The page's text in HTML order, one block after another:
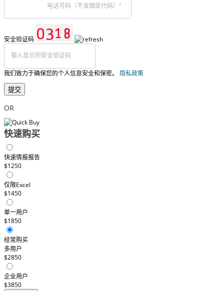
安全验证码
我们致力于确保您的个人信息安全和保密。 隐私政策
提交
OR
快速购买
快速情报报告
$1250
仅限Excel
$1450
单一用户
$1850
经常购买
多用户
$2850
企业用户
$3850